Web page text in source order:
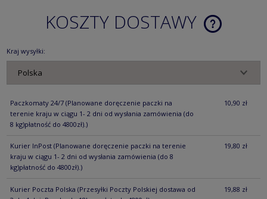
KOSZTY DOSTAWY
CENA NIE
Kraj wysyłki:
Paczkomaty 24/7 (Planowane doręczenie paczki na
terenie kraju w ciągu 1- 2 dni od wysłania zamówienia (do
8 kg)płatność do 4800zł).)
10,90 zł
Kurier InPost (Planowane doręczenie paczki na terenie
kraju w ciągu 1- 2 dni od wysłania zamówienia (do 8
kg)płatność do 4800zł).)
19,80 zł
Kurier Poczta Polska (Przesyłki Poczty Polskiej dostawa od
19,88 zł